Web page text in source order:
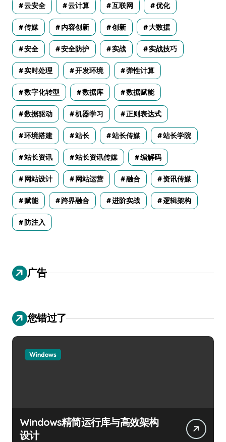
云安全 云计算 互联网 优化
传媒 内容创新 创新 大数据
安全 安全防护 实战 实战技巧
实时处理 开发环境 弹性计算
数字化转型 数据库 数据赋能
数据驱动 机器学习 正则表达式
环境搭建 站长 站长传媒 站长学院
站长资讯 站长资讯传媒 编解码
网站设计 网站运营 融合 资讯传媒
赋能 跨界融合 进阶实战 逻辑架构
防注入
广告
您错过了
Windows
Windows精简运行库与高效架构
设计